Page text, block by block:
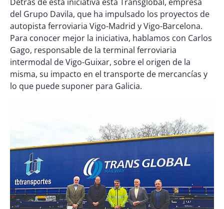
del Grupo Davila, que ha impulsado los proyectos de
autopista ferroviaria Vigo-Madrid y Vigo-Barcelona.
Para conocer mejor la iniciativa, hablamos con Carlos
Gago, responsable de la terminal ferroviaria
intermodal de Vigo-Guixar, sobre el origen de la
misma, su impacto en el transporte de mercancías y
lo que puede suponer para Galicia.